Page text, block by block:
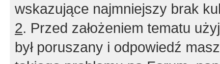
wskazujące najmniejszy brak
2. Przed założeniem tematu
był poruszany i odpowiedź